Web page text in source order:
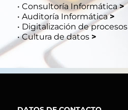
• Consultoría Informática >
• Auditoría Informática >
• Digitalización de procesos
•Cultura de datos >